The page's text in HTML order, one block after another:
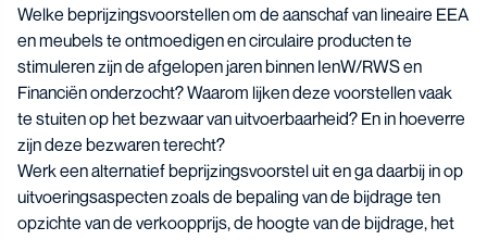
Welke beprijzingsvoorstellen om de aanschaf van lineaire EEA
en meubels te ontmoedigen en circulaire producten te
stimuleren zijn de afgelopen jaren binnen IenW/RWS en
Financiën onderzocht? Waarom lijken deze voorstellen vaak
te stuiten op het bezwaar van uitvoerbaarheid? En in hoeverre
zijn deze bezwaren terecht?
Werk een alternatief beprijzingsvoorstel uit en ga daarbij in op
uitvoeringsaspecten zoals de bepaling van de bijdrage ten
opzichte van de verkoopprijs, de hoogte van de bijdrage, het